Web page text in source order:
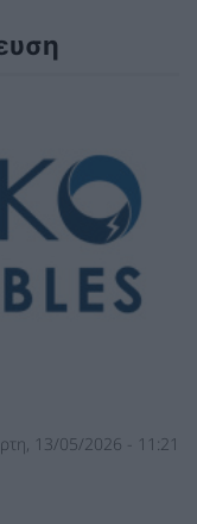
13/05/2026 - 11:21